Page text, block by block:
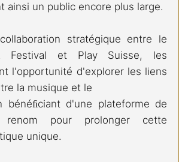
ainsi un public encore plus large.
stratégique entre le
Festival et Play Suisse, les
l'opportunité d'explorer les liens
la musique et le
bénéﬁciant d'une plateforme de
renom pour prolonger cette
unique.